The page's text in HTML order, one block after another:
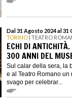
Dal 31 Agosto 2024 al 31
TORINO | TEATRO
ECHI DI
300 ANNI DEL
Sul calar della sera, la
e al Teatro Romano un
svago per celebrar...